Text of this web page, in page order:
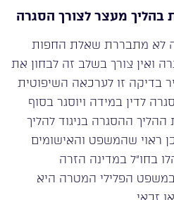
בהליך מעצר לצורך הסגרה
לא מתבררת שאלת החפות
ואין צורך בשלב זה לבחון את
בדיקה זו לערכאה השיפוטית
לדין במידה ויוסגר בסוף
ההסגרה בניגוד להליך
ראוי שהמשפט והאישומים
בחו”ל במדינה הזרה
הפלילי המטרה היא